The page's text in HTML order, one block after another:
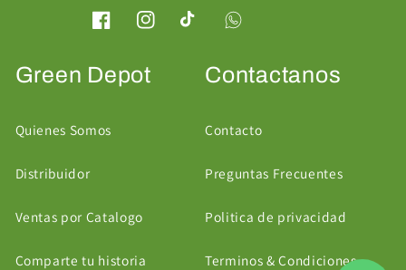
FacebookInstagramTikTok
Green Depot
Quienes Somos
Distribuidor
Ventas por Catalogo
Comparte tu historia
Contactanos
Contacto
Preguntas Frecuentes
Politica de privacidad
Terminos & Condiciones